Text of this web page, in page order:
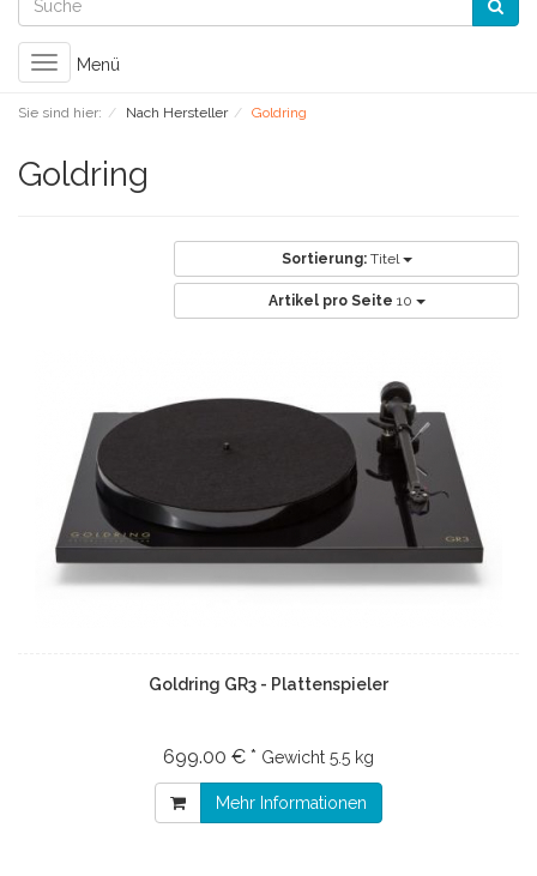
Toggle
navigation
Menü
Sie sind hier: Nach Hersteller Goldring
Goldring
Sortierung: Titel
Artikel pro Seite 10
Goldring GR3 - Plattenspieler
699.00 € * Gewicht 5.5 kg
Mehr Informationen